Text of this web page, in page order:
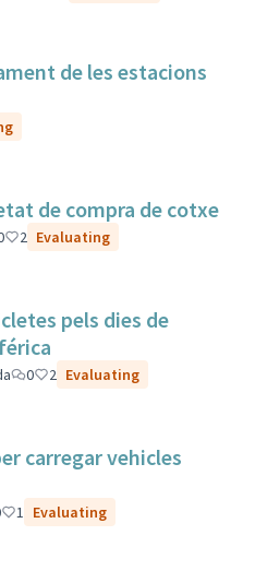
de les estacions
de compra de cotxe
2 Evaluating
pels dies de
0 2 Evaluating
carregar vehicles
1 Evaluating